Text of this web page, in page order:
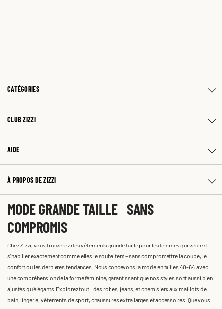
CATÉGORIES
CLUB ZIZZI
AIDE
À PROPOS DE ZIZZI
MODE GRANDE TAILLE SANS
COMPROMIS
Chez Zizzi, vous trouverez des vêtements grande taille pour les femmes qui veulent
s'habiller exactement comme elles le souhaitent – sans compromettre la coupe, le
confort ou les dernières tendances. Nous concevons la mode en tailles 40-64 avec
une compréhension de la forme féminine, garantissant que nos styles sont aussi bien
ajustés qu'élégants. Explorez tout : des robes, jeans, et chemisiers aux maillots de
bain, lingerie, vêtements de sport, chaussures extra larges et accessoires. Que vous